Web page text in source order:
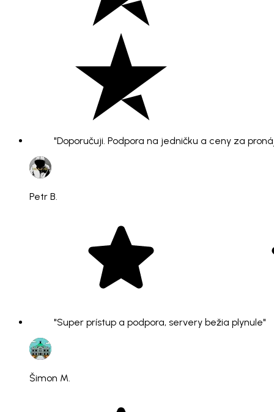
"Doporučuji. Podpora na jedničku a ceny za
Petr B.
"Super prístup a podpora, servery bežia plynule"
Šimon M.